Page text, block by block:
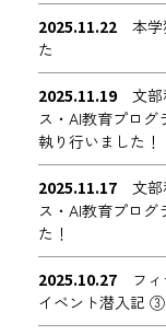
2025.11.22
本
た
2025.11.19
文
ス・AI教育プロ
執り行いました！
2025.11.17
文
ス・AI教育プロ
た！
2025.10.27
フ
イベント潜入記 ③